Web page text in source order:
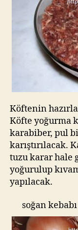
Köftenin
Köfte yoğurma
karabiber, pul
karıştırılacak.
tuzu karar hale
yoğurulup
yapılacak.
soğan